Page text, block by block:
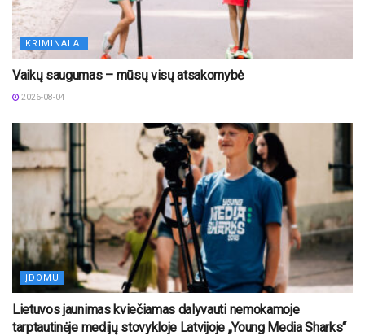
KRIMINALAI
Vaikų saugumas – mūsų visų atsakomybė
2026-08-04
ĮDOMU
Lietuvos jaunimas kviečiamas dalyvauti nemokamoje
tarptautinėje medijų stovykloje Latvijoje „Young Media Sharks“